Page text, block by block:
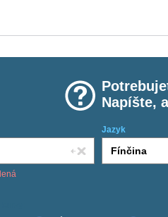
Napíšte,
Jazyk